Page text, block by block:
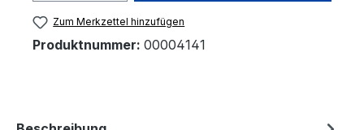
Zum Merkzettel hinzufügen
Produktnummer: 00004141